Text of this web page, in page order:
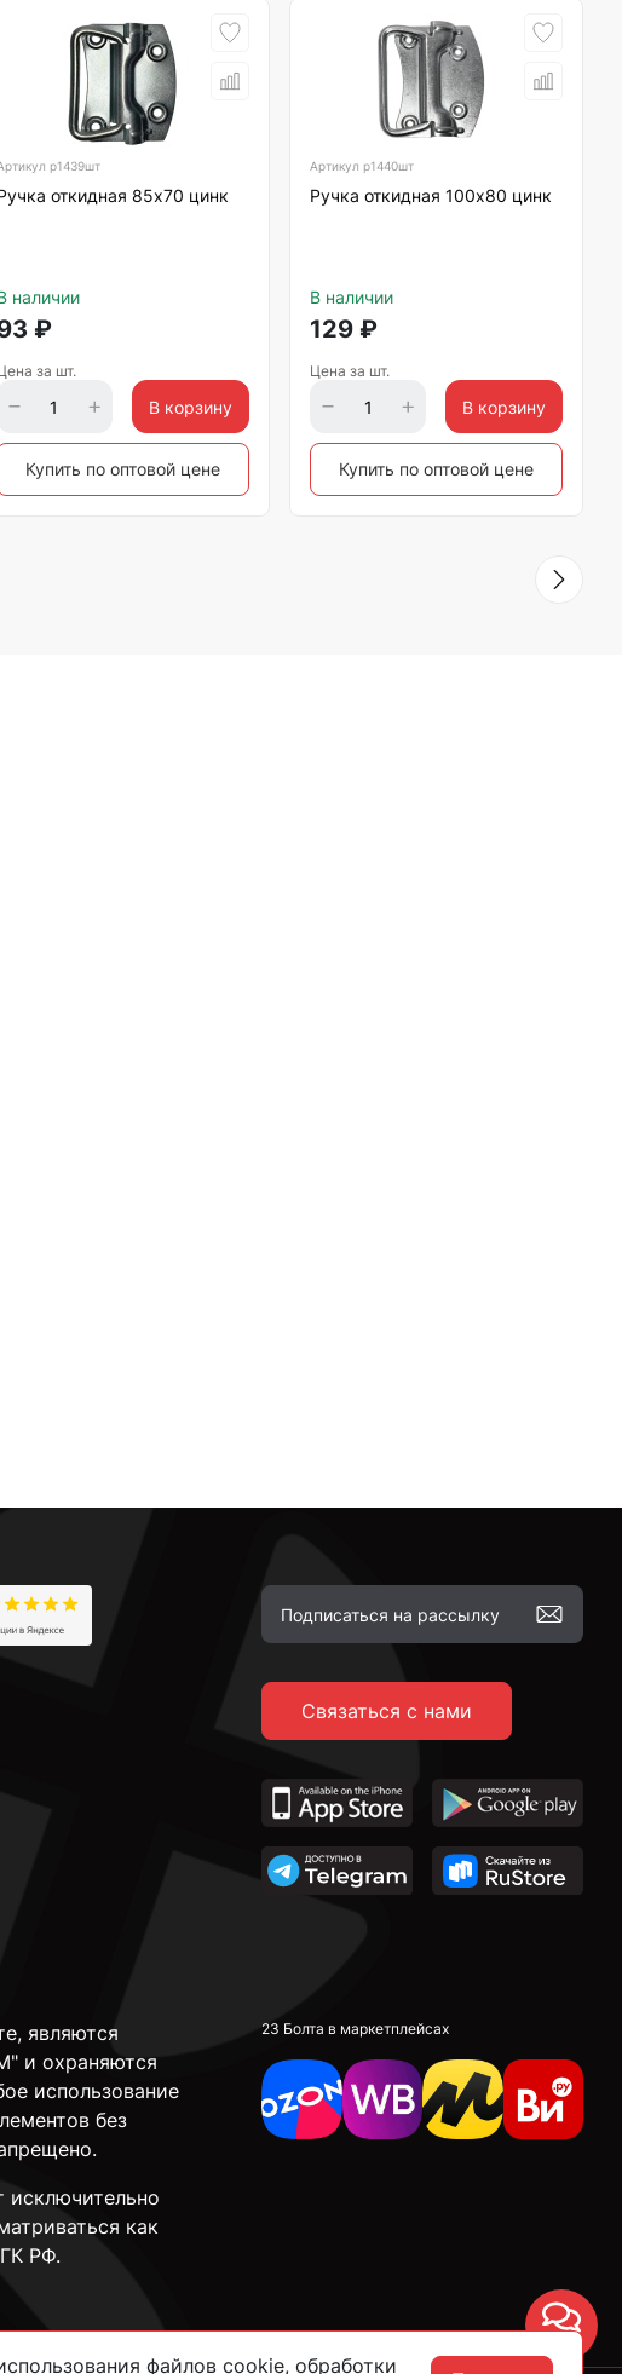
р1439шт
откидная 85х70 цинк
наличии
₽
за шт.
В корзину
Купить по оптовой цене
Артикул р1440шт
Ручка откидная 100х80 цинк
В наличии
129₽
Цена за шт.
В корзину
Купить по оптовой цене
Связаться с нами
являются
и охраняются
использование
без
исключительно
как
РФ.
23 Болта в маркетплейсах
файлов cookie, обработки